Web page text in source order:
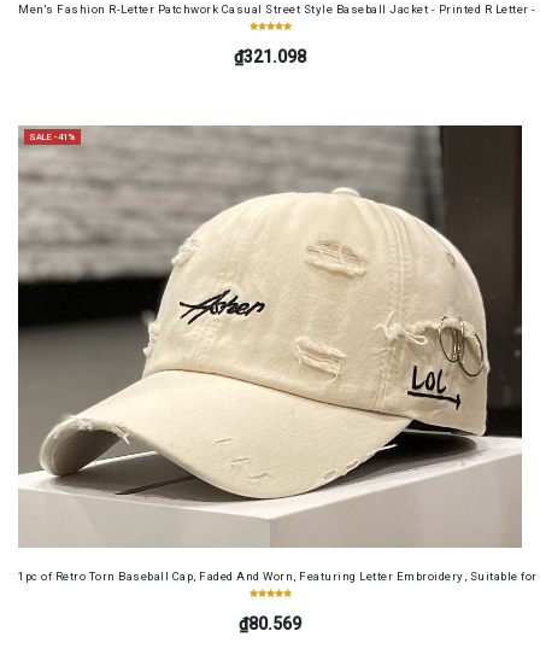
Men's Fashion R-Letter Patchwork Casual Street Style Baseball Jacket - Printed R Letter -
₫321.098
SALE -41%
1pc of Retro Torn Baseball Cap, Faded And Worn, Featuring Letter Embroidery, Suitable
₫80.569